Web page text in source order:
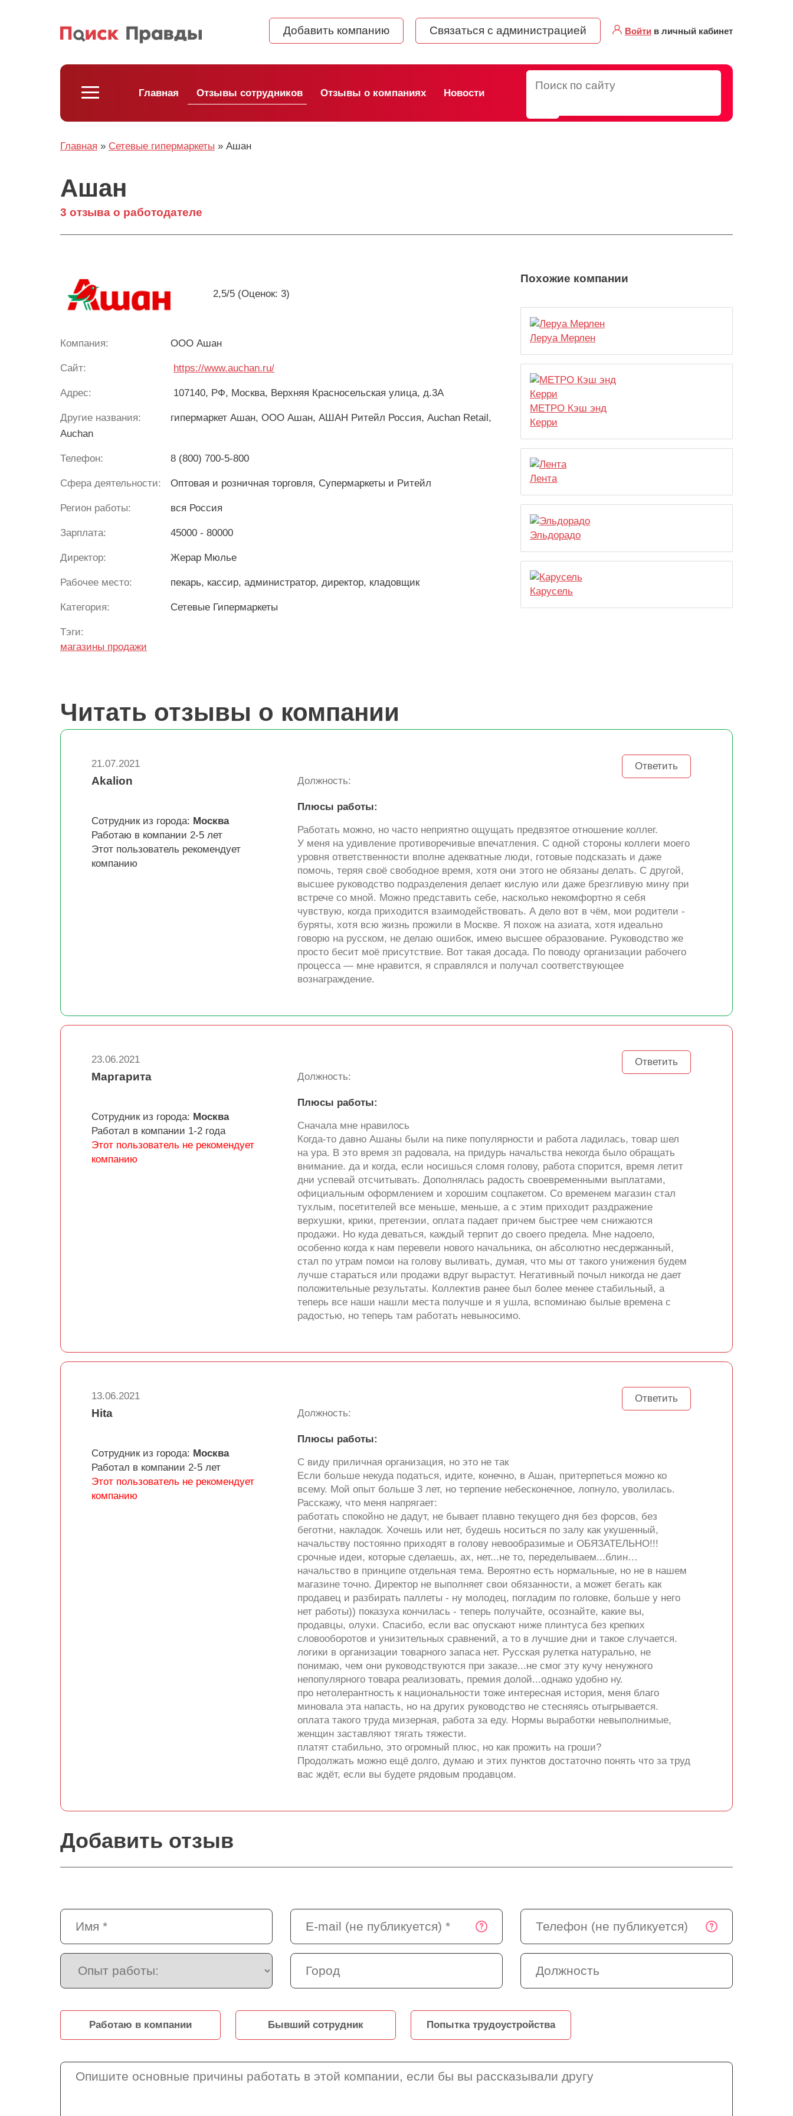
Добавить компанию Связаться с администрацией Войти в личный кабинет
Главная Отзывы сотрудников Отзывы о компаниях Новости
Главная » Сетевые гипермаркеты » Ашан
Ашан
3 отзыва о работодателе
2,5/5 (Оценок: 3)
Компания: ООО Ашан
Сайт: https://www.auchan.ru/
Адрес: 107140, РФ, Москва, Верхняя Красносельская улица, д.3А
Другие названия:
гипермаркет Ашан, ООО Ашан, АШАН Ритейл Россия, Auchan Retail,
Auchan
Телефон: 8 (800) 700-5-800
Сфера деятельности: Оптовая и розничная торговля, Супермаркеты и Ритейл
Регион работы: вся Россия
Зарплата: 45000 - 80000
Директор: Жерар Мюлье
Рабочее место: пекарь, кассир, администратор, директор, кладовщик
Категория: Сетевые Гипермаркеты
Тэги:
магазины продажи
Похожие компании
Леруа Мерлен
МЕТРО Кэш энд
Керри
Лента
Эльдорадо
Карусель
Читать отзывы о компании
21.07.2021 Ответить
Akalion
Сотрудник из города: Москва
Работаю в компании 2-5 лет
Этот пользователь рекомендует
компанию
Должность:
Плюсы работы:
Работать можно, но часто неприятно ощущать предвзятое отношение коллег.
У меня на удивление противоречивые впечатления. С одной стороны коллеги моего
уровня ответственности вполне адекватные люди, готовые подсказать и даже
помочь, теряя своё свободное время, хотя они этого не обязаны делать. С другой,
высшее руководство подразделения делает кислую или даже брезгливую мину при
встрече со мной. Можно представить себе, насколько некомфортно я себя
чувствую, когда приходится взаимодействовать. А дело вот в чём, мои родители -
буряты, хотя всю жизнь прожили в Москве. Я похож на азиата, хотя идеально
говорю на русском, не делаю ошибок, имею высшее образование. Руководство же
просто бесит моё присутствие. Вот такая досада. По поводу организации рабочего
процесса — мне нравится, я справлялся и получал соответствующее
вознаграждение.
23.06.2021 Ответить
Маргарита
Сотрудник из города: Москва
Работал в компании 1-2 года
Этот пользователь не рекомендует
компанию
Должность:
Плюсы работы:
Сначала мне нравилось
Когда-то давно Ашаны были на пике популярности и работа ладилась, товар шел
на ура. В это время зп радовала, на придурь начальства некогда было обращать
внимание. да и когда, если носишься сломя голову, работа спорится, время летит
дни успевай отсчитывать. Дополнялась радость своевременными выплатами,
официальным оформлением и хорошим соцпакетом. Со временем магазин стал
тухлым, посетителей все меньше, меньше, а с этим приходит раздражение
верхушки, крики, претензии, оплата падает причем быстрее чем снижаются
продажи. Но куда деваться, каждый терпит до своего предела. Мне надоело,
особенно когда к нам перевели нового начальника, он абсолютно несдержанный,
стал по утрам помои на голову выливать, думая, что мы от такого унижения будем
лучше стараться или продажи вдруг вырастут. Негативный почыл никогда не дает
положительные результаты. Коллектив ранее был более менее стабильный, а
теперь все наши нашли места получше и я ушла, вспоминаю былые времена с
радостью, но теперь там работать невыносимо.
13.06.2021 Ответить
Hita
Сотрудник из города: Москва
Работал в компании 2-5 лет
Этот пользователь не рекомендует
компанию
Должность:
Плюсы работы:
С виду приличная организация, но это не так
Если больше некуда податься, идите, конечно, в Ашан, притерпеться можно ко
всему. Мой опыт больше 3 лет, но терпение небесконечное, лопнуло, уволилась.
Расскажу, что меня напрягает:
работать спокойно не дадут, не бывает плавно текущего дня без форсов, без
беготни, накладок. Хочешь или нет, будешь носиться по залу как укушенный,
начальству постоянно приходят в голову невообразимые и ОБЯЗАТЕЛЬНО!!!
срочные идеи, которые сделаешь, ах, нет...не то, переделываем...блин…
начальство в принципе отдельная тема. Вероятно есть нормальные, но не в нашем
магазине точно. Директор не выполняет свои обязанности, а может бегать как
продавец и разбирать паллеты - ну молодец, погладим по головке, больше у него
нет работы)) показуха кончилась - теперь получайте, осознайте, какие вы,
продавцы, олухи. Спасибо, если вас опускают ниже плинтуса без крепких
словооборотов и унизительных сравнений, а то в лучшие дни и такое случается.
логики в организации товарного запаса нет. Русская рулетка натурально, не
понимаю, чем они руководствуются при заказе...не смог эту кучу ненужного
непопулярного товара реализовать, премия долой...однако удобно ну.
про нетолерантность к национальности тоже интересная история, меня благо
миновала эта напасть, но на других руководство не стесняясь отыгрывается.
оплата такого труда мизерная, работа за еду. Нормы выработки невыполнимые,
женщин заставляют тягать тяжести.
платят стабильно, это огромный плюс, но как прожить на гроши?
Продолжать можно ещё долго, думаю и этих пунктов достаточно понять что за труд
вас ждёт, если вы будете рядовым продавцом.
Добавить отзыв
Работаю в компании Бывший сотрудник Попытка трудоустройства